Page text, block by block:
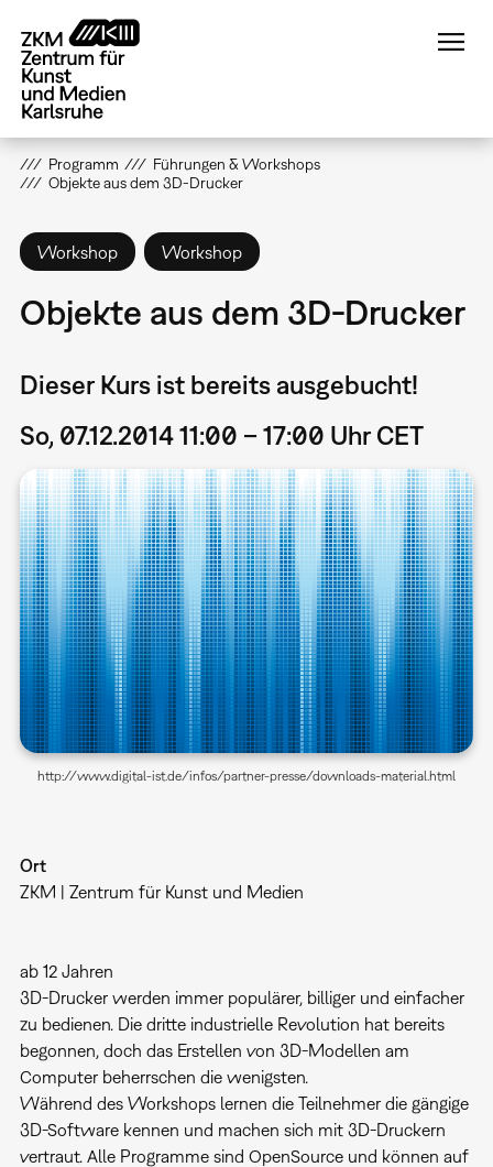
zum
Inhalt
Programm
Führungen & Workshops
Objekte aus dem 3D-Drucker
Workshop Workshop
Objekte aus dem 3D-Drucker
Dieser Kurs ist bereits ausgebucht!
So, 07.12.2014 11:00 – 17:00 Uhr CET
http://www.digital-ist.de/infos/partner-presse/downloads-material.html
Ort
ZKM | Zentrum für Kunst und Medien
ab 12 Jahren
3D-Drucker werden immer populärer, billiger und einfacher
zu bedienen. Die dritte industrielle Revolution hat bereits
begonnen, doch das Erstellen von 3D-Modellen am
Computer beherrschen die wenigsten.
Während des Workshops lernen die Teilnehmer die gängige
3D-Software kennen und machen sich mit 3D-Druckern
vertraut. Alle Programme sind OpenSource und können auf